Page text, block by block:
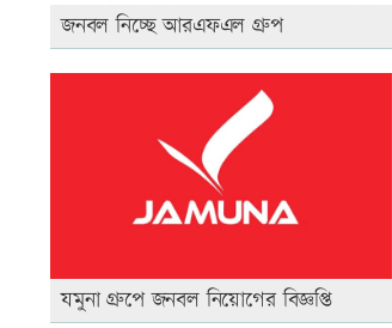
জনবল নিচ্ছে আরএফএল গ্রুপ
যমুনা গ্রুপে জনবল নিয়োগের বিজ্ঞপ্তি